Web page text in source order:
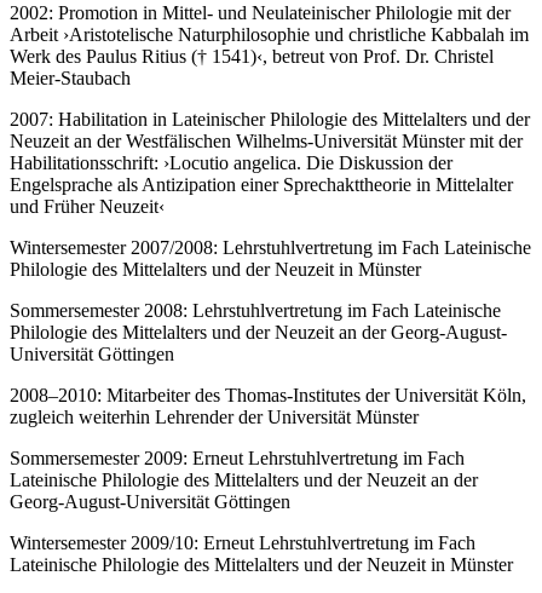
2002: Promotion in Mittel- und Neulateinischer Philologie mit der
Arbeit ›Aristotelische Naturphilosophie und christliche Kabbalah im
Werk des Paulus Ritius († 1541)‹, betreut von Prof. Dr. Christel
Meier-Staubach
2007: Habilitation in Lateinischer Philologie des Mittelalters und der
Neuzeit an der Westfälischen Wilhelms-Universität Münster mit der
Habilitationsschrift: ›Locutio angelica. Die Diskussion der
Engelsprache als Antizipation einer Sprechakttheorie in Mittelalter
und Früher Neuzeit‹
Wintersemester 2007/2008: Lehrstuhlvertretung im Fach Lateinische
Philologie des Mittelalters und der Neuzeit in Münster
Sommersemester 2008: Lehrstuhlvertretung im Fach Lateinische
Philologie des Mittelalters und der Neuzeit an der Georg-August-
Universität Göttingen
2008–2010: Mitarbeiter des Thomas-Institutes der Universität Köln,
zugleich weiterhin Lehrender der Universität Münster
Sommersemester 2009: Erneut Lehrstuhlvertretung im Fach
Lateinische Philologie des Mittelalters und der Neuzeit an der
Georg-August-Universität Göttingen
Wintersemester 2009/10: Erneut Lehrstuhlvertretung im Fach
Lateinische Philologie des Mittelalters und der Neuzeit in Münster